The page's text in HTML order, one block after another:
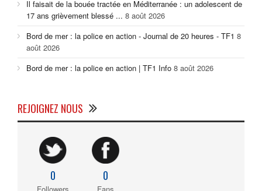
Il faisait de la bouée tractée en Méditerranée : un adolescent de
17 ans grièvement blessé ... 8 août 2026
Bord de mer : la police en action - Journal de 20 heures - TF1 8
août 2026
Bord de mer : la police en action | TF1 Info 8 août 2026
REJOIGNEZ NOUS
0 0